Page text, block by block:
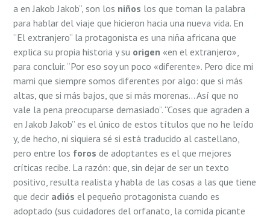
a en Jakob Jakob”, son los niños los que toman la palabra
para hablar del viaje que hicieron hacia una nueva vida. En
“El extranjero” la protagonista es una niña africana que
explica su propia historia y su origen «en el extranjero»,
para concluir. “Por eso soy un poco «diferente». Pero dice mi
mami que siempre somos diferentes por algo: que si más
altas, que si más bajos, que si más morenas… Así que no
vale la pena preocuparse demasiado”. “Coses que agraden a
en Jakob Jakob” es el único de estos títulos que no he leído
y, de hecho, ni siquiera sé si está traducido al castellano,
pero entre los foros de adoptantes es el que mejores
críticas recibe. La razón: que, sin dejar de ser un texto
positivo, resulta realista y habla de las cosas a las que tiene
que decir adiós el pequeño protagonista cuando es
adoptado (sus cuidadores del orfanato, la comida picante